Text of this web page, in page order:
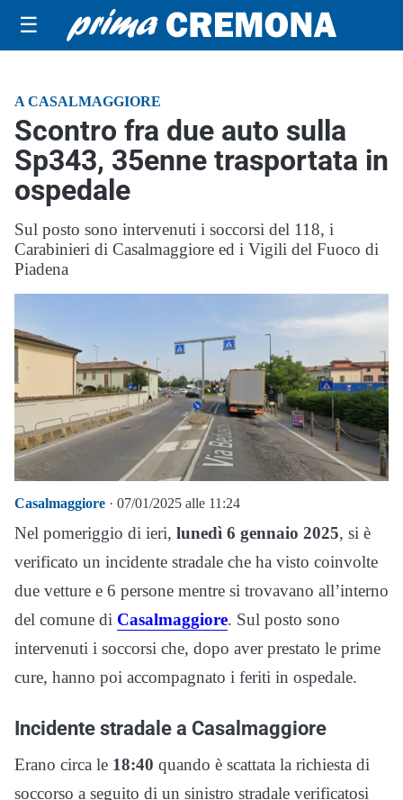
☰
A CASALMAGGIORE
Scontro fra due auto sulla
Sp343, 35enne trasportata in
ospedale
Sul posto sono intervenuti i soccorsi del 118, i
Carabinieri di Casalmaggiore ed i Vigili del Fuoco di
Piadena
Casalmaggiore · 07/01/2025 alle 11:24
Nel pomeriggio di ieri, lunedì 6 gennaio 2025, si è
verificato un incidente stradale che ha visto coinvolte
due vetture e 6 persone mentre si trovavano all’interno
del comune di Casalmaggiore. Sul posto sono
intervenuti i soccorsi che, dopo aver prestato le prime
cure, hanno poi accompagnato i feriti in ospedale.
Incidente stradale a Casalmaggiore
Erano circa le 18:40 quando è scattata la richiesta di
soccorso a seguito di un sinistro stradale verificatosi